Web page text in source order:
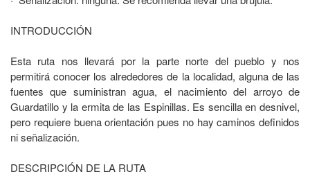
INTRODUCCIÓN
Esta ruta nos llevará por la parte norte del pueblo y nos
permitirá conocer los alrededores de la localidad, alguna de las
fuentes que suministran agua, el nacimiento del arroyo de
Guardatillo y la ermita de las Espinillas. Es sencilla en desnivel,
pero requiere buena orientación pues no hay caminos definidos
ni señalización.
DESCRIPCIÓN DE LA RUTA